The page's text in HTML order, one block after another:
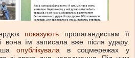
показують пропагандистам її
вона їм записала вже після удару.
опублікувала в соцмережах у